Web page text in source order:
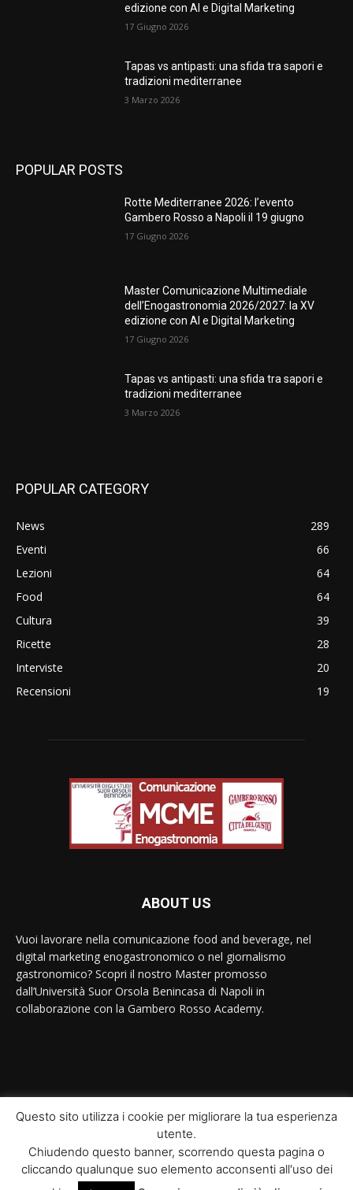
edizione con AI e Digital Marketing
17 Giugno 2026
Tapas vs antipasti: una sfida tra sapori e
tradizioni mediterranee
3 Marzo 2026
POPULAR POSTS
Rotte Mediterranee 2026: l’evento
Gambero Rosso a Napoli il 19 giugno
17 Giugno 2026
Master Comunicazione Multimediale
dell’Enogastronomia 2026/2027: la XV
edizione con AI e Digital Marketing
17 Giugno 2026
Tapas vs antipasti: una sfida tra sapori e
tradizioni mediterranee
3 Marzo 2026
POPULAR CATEGORY
News
289
Eventi
66
Lezioni
64
Food
64
Cultura
39
Ricette
28
Interviste
20
Recensioni
19
ABOUT US
Vuoi lavorare nella comunicazione food and beverage, nel
digital marketing enogastronomico o nel giornalismo
gastronomico? Scopri il nostro Master promosso
dall’Università Suor Orsola Benincasa di Napoli in
collaborazione con la Gambero Rosso Academy.
© Newspaper WordPress Theme by TagDiv
Il Master Moduli didattici
Questo sito utilizza i cookie per migliorare la tua esperienza
utente.
Chiudendo questo banner, scorrendo questa pagina o
cliccando qualunque suo elemento acconsenti all'uso dei